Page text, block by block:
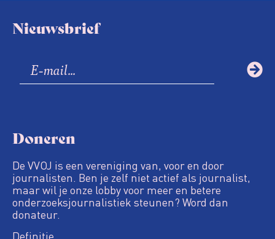
Nieuwsbrief
Doneren
De VVOJ is een vereniging van, voor en door
journalisten. Ben je zelf niet actief als journalist,
maar wil je onze lobby voor meer en betere
onderzoeksjournalistiek steunen? Word dan
donateur.
Definitie